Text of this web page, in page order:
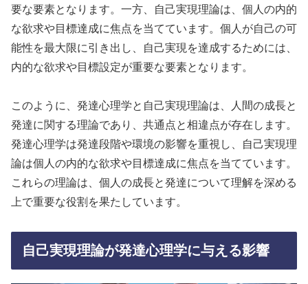
要な要素となります。一方、自己実現理論は、個人の内的
な欲求や目標達成に焦点を当てています。個人が自己の可
能性を最大限に引き出し、自己実現を達成するためには、
内的な欲求や目標設定が重要な要素となります。
このように、発達心理学と自己実現理論は、人間の成長と
発達に関する理論であり、共通点と相違点が存在します。
発達心理学は発達段階や環境の影響を重視し、自己実現理
論は個人の内的な欲求や目標達成に焦点を当てています。
これらの理論は、個人の成長と発達について理解を深める
上で重要な役割を果たしています。
自己実現理論が発達心理学に与える影響